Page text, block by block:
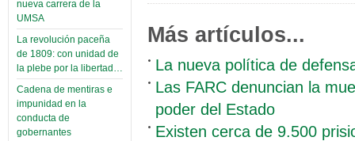
nueva carrera de la
UMSA
La revolución paceña
de 1809: con unidad de
la plebe por la libertad…
Cadena de mentiras e
impunidad en la
conducta de
gobernantes
Más artículos...
La nueva política de
Las FARC denuncian la
poder del Estado
Existen cerca de 9.500